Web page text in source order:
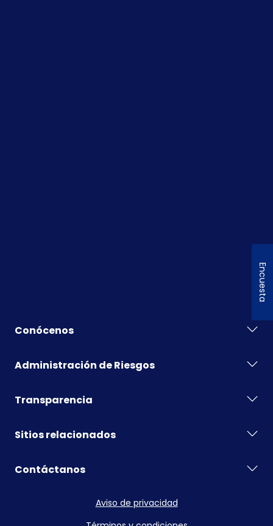
Conócenos
Administración de Riesgos
Transparencia
Sitios relacionados
Contáctanos
Aviso de privacidad
Encuesta